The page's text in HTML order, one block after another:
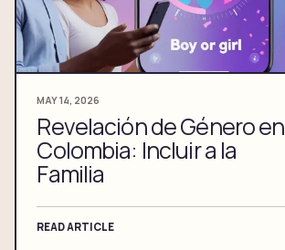
MAY 14, 2026
Revelación de Género en
Colombia: Incluir a la
Familia
READ ARTICLE